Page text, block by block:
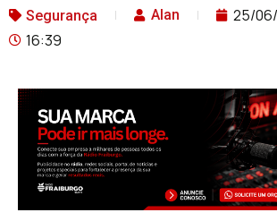
Segurança Alan
25/
16:39